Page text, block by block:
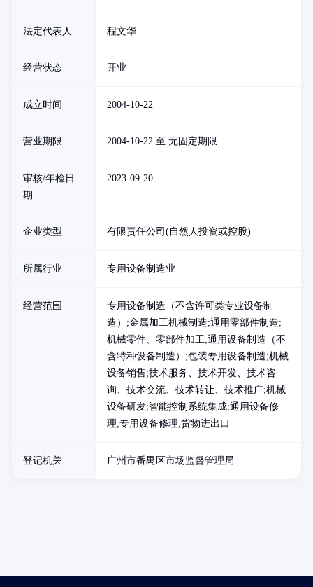
法定代表人 程文华
经营状态 开业
成立时间 2004-10-22
营业期限 2004-10-22 至 无固定期限
审核/年检日
期
2023-09-20
企业类型 有限责任公司(自然人投资或控股)
所属行业 专用设备制造业
经营范围
专用设备制造（不含许可类专业设备制
造）;金属加工机械制造;通用零部件制造;
机械零件、零部件加工;通用设备制造（不
含特种设备制造）;包装专用设备制造;机械
设备销售;技术服务、技术开发、技术咨
询、技术交流、技术转让、技术推广;机械
设备研发;智能控制系统集成;通用设备修
理;专用设备修理;货物进出口
登记机关 广州市番禺区市场监督管理局